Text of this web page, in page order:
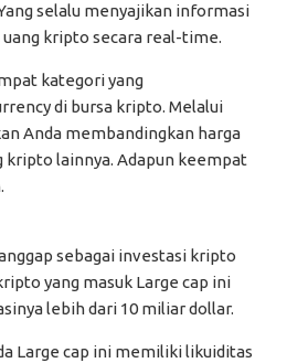
selalu menyajikan informasi
kripto secara real-time.
kategori yang
di bursa kripto. Melalui
Anda membandingkan harga
kripto lainnya. Adapun keempat
sebagai investasi kripto
yang masuk Large cap ini
lebih dari 10 miliar dollar.
Large cap ini memiliki likuiditas